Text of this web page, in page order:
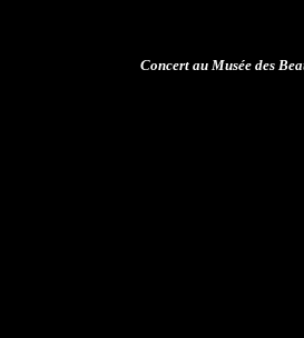
Concert au Musée des